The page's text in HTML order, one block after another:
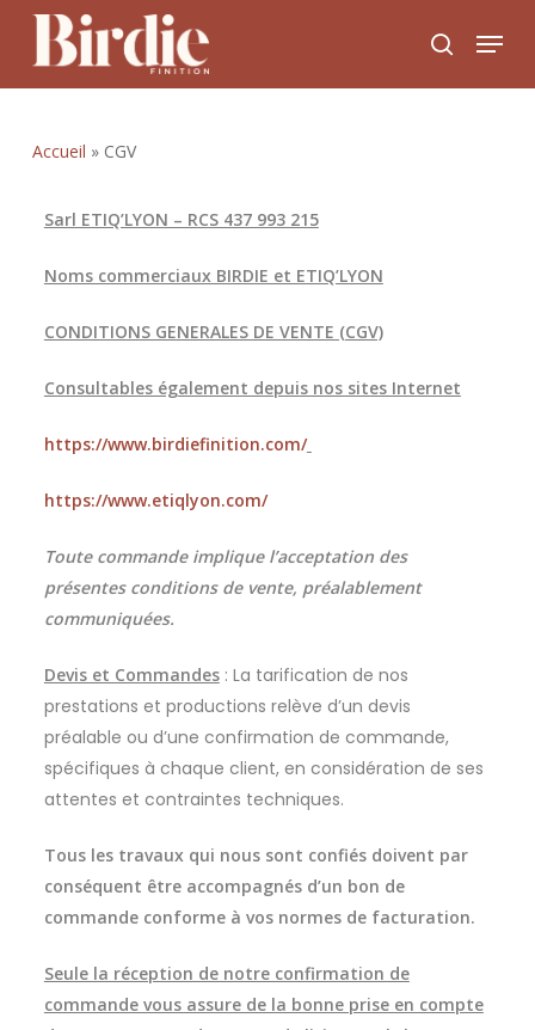
Accueil » CGV
Sarl ETIQ’LYON – RCS 437 993 215
Noms commerciaux BIRDIE et ETIQ’LYON
CONDITIONS GENERALES DE VENTE (CGV)
Consultables également depuis nos sites Internet
https://www.birdiefinition.com/
https://www.etiqlyon.com/
Toute commande implique l’acceptation des
présentes conditions de vente, préalablement
communiquées.
Devis et Commandes: La tarification de nos
prestations et productions relève d’un devis
préalable ou d’une confirmation de commande,
spécifiques à chaque client, en considération de ses
attentes et contraintes techniques.
Tous les travaux qui nous sont confiés doivent par
conséquent être accompagnés d’un bon de
commande conforme à vos normes de facturation.
Seule la réception de notre confirmation de
commande vous assure de la bonne prise en compte